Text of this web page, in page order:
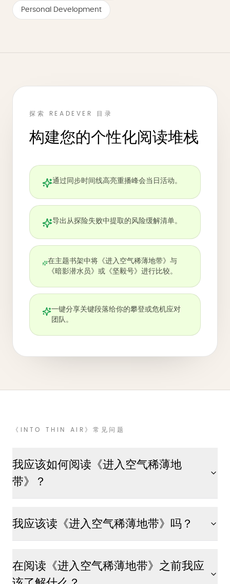
Personal Development
探索 READEVER 目录
构建您的个性化阅读堆栈
通过同步时间线高亮重播峰会当日活动。
导出从探险失败中提取的风险缓解清单。
在主题书架中将《进入空气稀薄地带》与
《暗影潜水员》或《坚毅号》进行比较。
一键分享关键段落给你的攀登或危机应对
团队。
《INTO THIN AIR》常见问题
我应该如何阅读《进入空气稀薄地
带》？
我应该读《进入空气稀薄地带》吗？
在阅读《进入空气稀薄地带》之前我应